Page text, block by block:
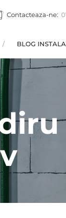
Contacteaza-ne:
BLOG